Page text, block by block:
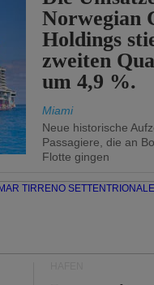
Norwegian
Holdings
zweiten
um 4,9 %.
Miami
Neue historische
Passagiere, die an
Flotte gingen